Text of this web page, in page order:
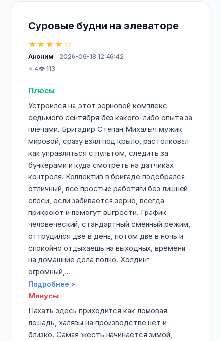
Суровые будни на элеваторе
★★★★☆
Аноним
2026-06-18 12:46:42
⭐ 4👁️ 113
Плюсы
Устроился на этот зерновой комплекс
седьмого сентября без какого-либо опыта за
плечами. Бригадир Степан Михалыч мужик
мировой, сразу взял под крыло, растолковал
как управляться с пультом, следить за
бункерами и куда смотреть на датчиках
контроля. Коллектив в бригаде подобрался
отличный, все простые работяги без лишней
спеси, если забивается зерно, всегда
прикроют и помогут выгрести. График
человеческий, стандартный сменный режим,
оттрудился две в день, потом две в ночь и
спокойно отдыхаешь на выходных, времени
на домашние дела полно. Холдинг
огромный,...
Подробнее »
Минусы
Пахать здесь приходится как ломовая
лошадь, халявы на производстве нет и
близко. Самая жесть начинается зимой,